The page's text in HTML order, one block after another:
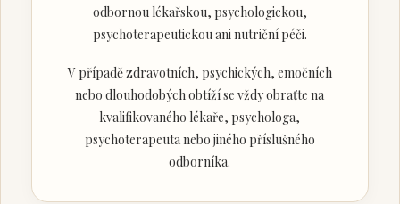
odbornou lékařskou, psychologickou,
psychoterapeutickou ani nutriční péči.
V případě zdravotních, psychických, emočních
nebo dlouhodobých obtíží se vždy obraťte na
kvalifikovaného lékaře, psychologa,
psychoterapeuta nebo jiného příslušného
odborníka.